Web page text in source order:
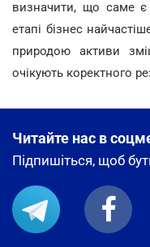
визначити, що саме
етапі бізнес
природою активи
очікують коректного
Читайте нас в
Підпишіться, щоб